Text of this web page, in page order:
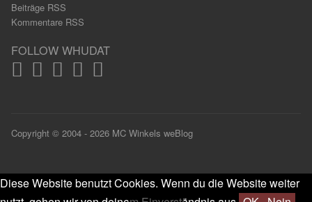
Beiträge RSS
Kommentare RSS
FOLLOW WHUDAT
Copyright © 2004 - 2026 MC Winkels weBlog
Diese Website benutzt Cookies. Wenn du die Website weiter